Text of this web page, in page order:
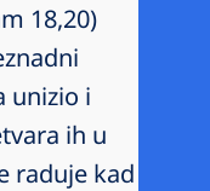
18,20)
unizio i
ih u
raduje kad